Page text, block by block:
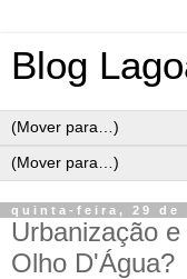
Blog
quinta-feira, 29 de
Urbanização
Olho D'Água?